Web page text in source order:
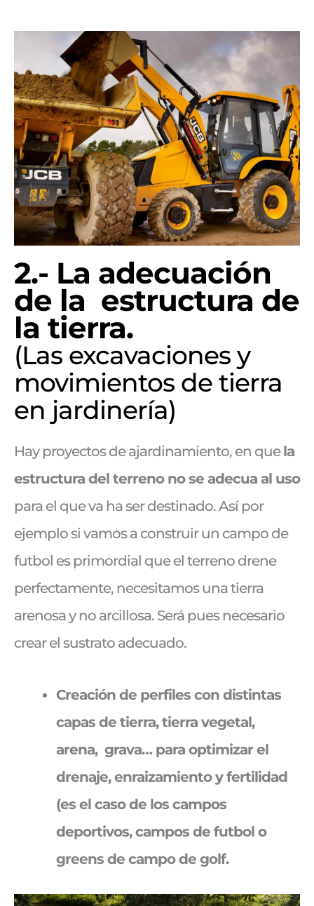
2.- La adecuación
de la estructura de
la tierra.
(Las excavaciones y
movimientos de tierra
en jardinería)
Hay proyectos de ajardinamiento, en quela
estructura del terreno no se adecua al uso
para el que va ha ser destinado. Así por
ejemplo si vamos a construir un campo de
futbol es primordial que el terreno drene
perfectamente, necesitamos una tierra
arenosa y no arcillosa. Será pues necesario
crear el sustrato adecuado.
Creación de perfiles con distintas
capas de tierra, tierra vegetal,
arena, grava… para optimizar el
drenaje, enraizamiento y fertilidad
(es el caso de los campos
deportivos, campos de futbol o
greens de campo de golf.